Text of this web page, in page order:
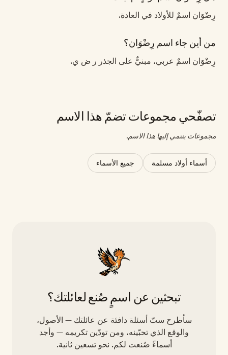
رِضْوَان اسمٌ للأولاد في العادة.
من أين جاء اسم رِضْوَان؟
رِضْوَان اسمٌ عربي، مبنيٌّ على الجذر ر ض ي.
تصفّحي مجموعات تضمّ هذا الاسم
مجموعات ينتمي إليها هذا الاسم.
أسماء أولاد مسلمة جميع الأسماء
تبحثين عن اسمٍ صُنع لعائلتك؟
سأطرح ستّ أسئلة دافئة عن عائلتك — الأصول،
والوقع الذي تحبّينه، ومن تودّين تكريمه — وأجد
أسماءً صُنعت لكم. نحو تسعين ثانية.